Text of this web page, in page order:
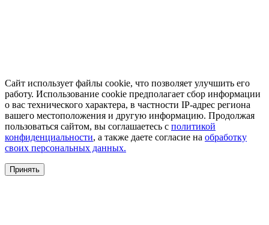
Сайт использует файлы cookie, что позволяет улучшить его
работу. Использование cookie предполагает сбор информации
о вас технического характера, в частности IP-адрес региона
вашего местоположения и другую информацию. Продолжая
пользоваться сайтом, вы соглашаетесь с политикой
конфиденциальности, а также даете согласие на обработку
своих персональных данных.
Принять